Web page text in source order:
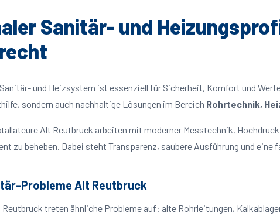
Sanitär- und
und Heizsystem ist essenziell für Sicherheit, Komfort und
sondern auch nachhaltige Lösungen im Bereich Rohrtechnik,
Alt Reutbruck arbeiten mit moderner Messtechnik,
zu beheben. Dabei steht Transparenz, saubere Ausführung und
Probleme Alt Reutbruck
Reutbruck treten ähnliche Probleme auf: alte Rohrleitungen,